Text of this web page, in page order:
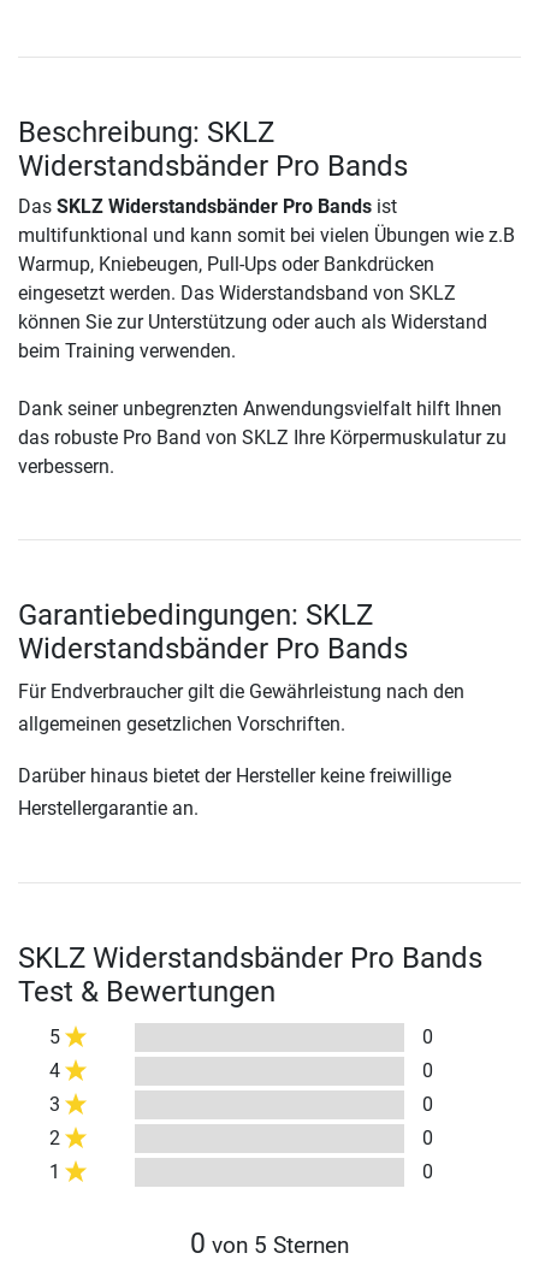
Beschreibung: SKLZ
Widerstandsbänder Pro Bands
Das SKLZ Widerstandsbänder Pro Bands ist
multifunktional und kann somit bei vielen Übungen wie z.B
Warmup, Kniebeugen, Pull-Ups oder Bankdrücken
eingesetzt werden. Das Widerstandsband von SKLZ
können Sie zur Unterstützung oder auch als Widerstand
beim Training verwenden.
Dank seiner unbegrenzten Anwendungsvielfalt hilft Ihnen
das robuste Pro Band von SKLZ Ihre Körpermuskulatur zu
verbessern.
Garantiebedingungen: SKLZ
Widerstandsbänder Pro Bands
Für Endverbraucher gilt die Gewährleistung nach den
allgemeinen gesetzlichen Vorschriften.
Darüber hinaus bietet der Hersteller keine freiwillige
Herstellergarantie an.
SKLZ Widerstandsbänder Pro Bands
Test & Bewertungen
5
0
4
0
3
0
2
0
1
0
0 von 5 Sternen